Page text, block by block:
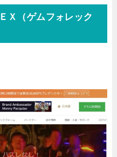
Ｘ（ゲムフォレック